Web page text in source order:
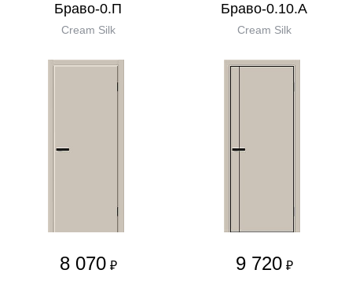
Браво-0.П
Cream Silk
8 070 ₽
Браво-0.10.А
Cream Silk
9 720 ₽